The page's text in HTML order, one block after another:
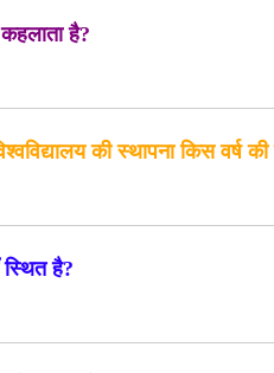
है?
की स्थापना किस वर्ष की
है?